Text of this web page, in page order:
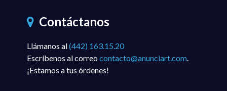
Contáctanos
Llámanos al(442) 163.15.20
Escríbenos al correo contacto@anunciart.com.
¡Estamos a tus órdenes!